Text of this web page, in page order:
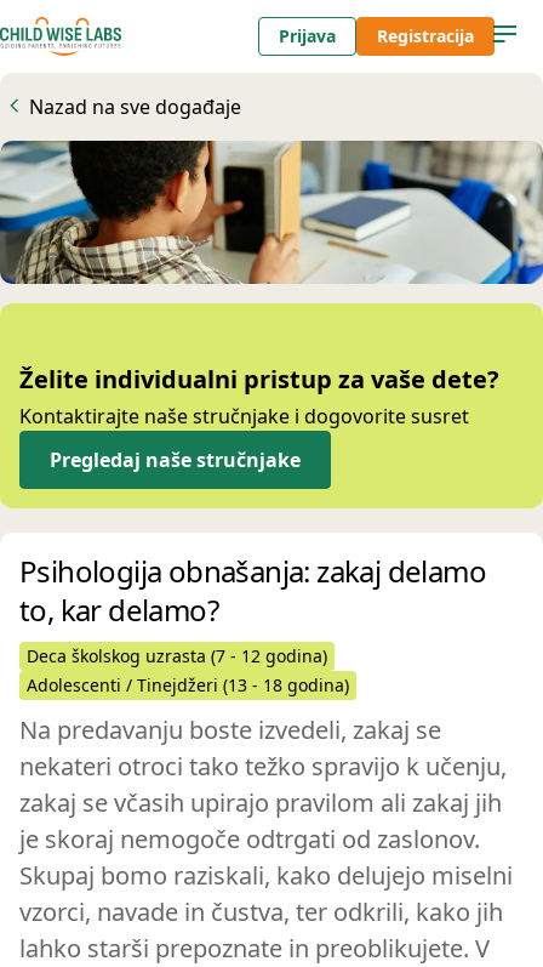
Prijava Registracija
Nazad na sve događaje
Želite individualni pristup za vaše dete?
Kontaktirajte naše stručnjake i dogovorite susret
Pregledaj naše stručnjake
Psihologija obnašanja: zakaj delamo
to, kar delamo?
Deca školskog uzrasta (7 - 12 godina)
Adolescenti / Tinejdžeri (13 - 18 godina)
Na predavanju boste izvedeli, zakaj se
nekateri otroci tako težko spravijo k učenju,
zakaj se včasih upirajo pravilom ali zakaj jih
je skoraj nemogoče odtrgati od zaslonov.
Skupaj bomo raziskali, kako delujejo miselni
vzorci, navade in čustva, ter odkrili, kako jih
lahko starši prepoznate in preoblikujete. V